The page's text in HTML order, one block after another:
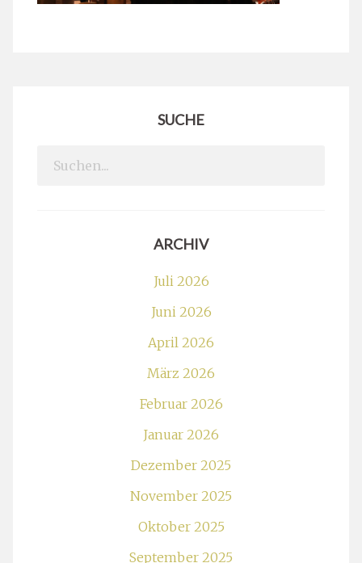
SUCHE
Search
ARCHIV
Juli 2026
Juni 2026
April 2026
März 2026
Februar 2026
Januar 2026
Dezember 2025
November 2025
Oktober 2025
September 2025